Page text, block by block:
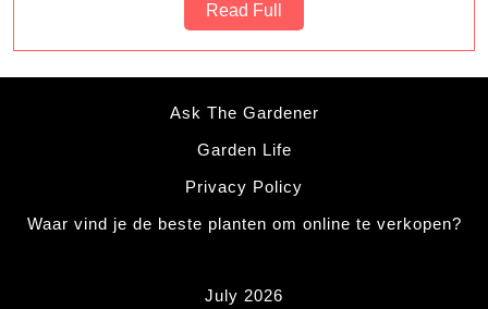
Read Full
Full
Ask The Gardener
Garden Life
Privacy Policy
Waar vind je de beste planten om online te verkopen?
July 2026